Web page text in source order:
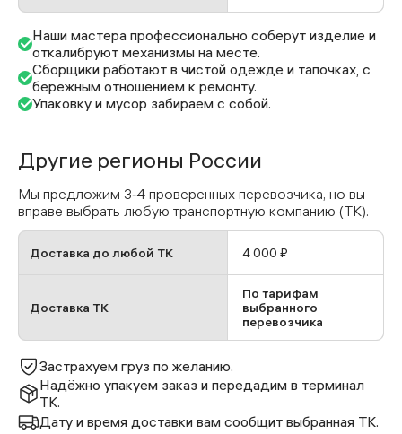
Наши мастера профессионально соберут изделие и
откалибруют механизмы на месте.
Сборщики работают в чистой одежде и тапочках, с
бережным отношением к ремонту.
Упаковку и мусор забираем с собой.
Другие регионы России
Мы предложим 3‑4 проверенных перевозчика, но вы
вправе выбрать любую транспортную компанию (ТК).
Доставка до любой ТК 4 000 ₽
Доставка ТК
По тарифам
выбранного
перевозчика
Застрахуем груз по желанию.
Надёжно упакуем заказ и передадим в терминал
ТК.
Дату и время доставки вам сообщит выбранная ТК.